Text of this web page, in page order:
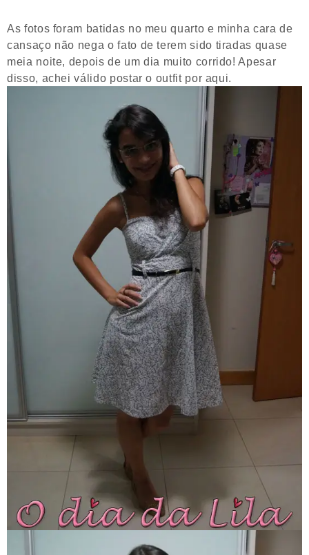
As fotos foram batidas no meu quarto e minha cara de
cansaço não nega o fato de terem sido tiradas quase
meia noite, depois de um dia muito corrido! Apesar
disso, achei válido postar o outfit por aqui.